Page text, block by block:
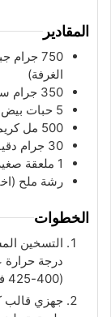
المقادير
750 جرام
الغرفة)
350 جرام
5 حبات بيض
500 مل كريمة
30 جرام
1 ملعقة
رشة ملح
الخطوات
التسخين
(400-425 فهرنهايت) من الأعلى والأسفل.